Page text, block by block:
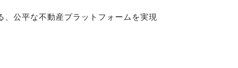
公平な不動産プラットフォームを実現